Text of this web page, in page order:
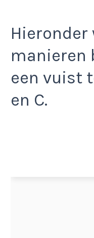
Hieronder
manieren
een vuist
en C.